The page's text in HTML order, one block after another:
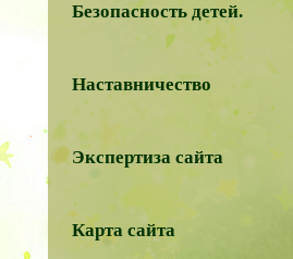
Безопасность детей.
Наставничество
Экспертиза сайта
Карта сайта